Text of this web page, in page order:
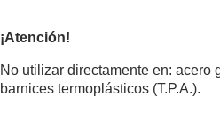
¡Atención!
No utilizar directamente en:
barnices termoplásticos (T.P.A.).